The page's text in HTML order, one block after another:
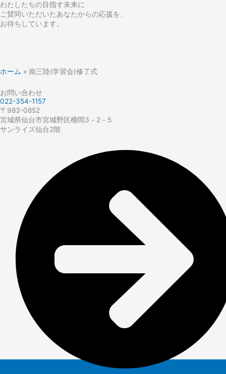
わたしたちの目指す未来に
ご賛同いただいたあなたからの応援を、
お待ちしています。
ホーム » 南三陸(学習会)修了式
お問い合わせ
022-354-1157
〒983-0852
宮城県仙台市宮城野区榴岡3－2－5
サンライズ仙台2階​